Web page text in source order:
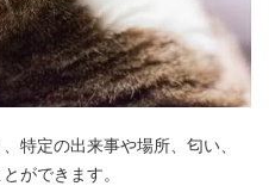
特定の出来事や場所、匂い、
ができます。